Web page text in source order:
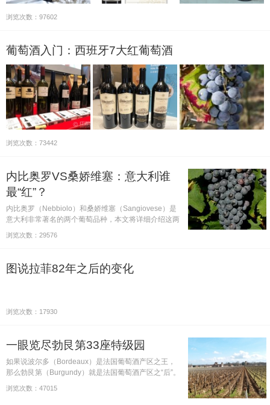
浏览次数：97602
葡萄酒入门：西班牙7大红葡萄酒
浏览次数：73442
内比奥罗VS桑娇维塞：意大利谁
最“红”？
内比奥罗（Nebbiolo）和桑娇维塞（Sangiovese）是
意大利非常著名的两个葡萄品种，本文将详细介绍这两
个葡萄品种。
浏览次数：29576
图说拉菲82年之后的变化
浏览次数：17930
一眼览尽勃艮第33座特级园
如果说波尔多（Bordeaux）是法国葡萄酒产区之王，
那么勃艮第（Burgundy）就是法国葡萄酒产区之“后”。
单从这一句话，就可以知道勃艮第在法国葡萄酒地图上
的重要性。勃艮第的葡萄园多不胜数，其中最重要的特
浏览次数：47015